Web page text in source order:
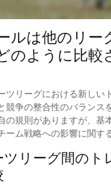
ルは他のリー
のように比較
ツリーグにおける新しい
競争の整合性のバランス
の規則がありますが、基
ーム戦略への影響に関す
リーグ間のト